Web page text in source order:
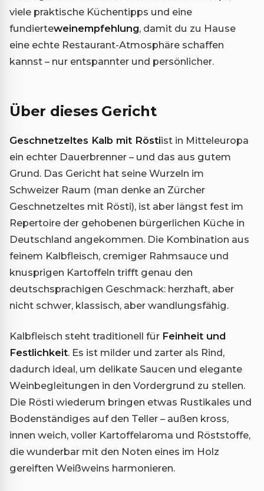
viele praktische Küchentipps und eine
fundierteweinempfehlung, damit du zu Hause
eine echte Restaurant-Atmosphäre schaffen
kannst – nur entspannter und persönlicher.
Über dieses Gericht
Geschnetzeltes Kalb mit Röstiist in Mitteleuropa
ein echter Dauerbrenner – und das aus gutem
Grund. Das Gericht hat seine Wurzeln im
Schweizer Raum (man denke an Zürcher
Geschnetzeltes mit Rösti), ist aber längst fest im
Repertoire der gehobenen bürgerlichen Küche in
Deutschland angekommen. Die Kombination aus
feinem Kalbfleisch, cremiger Rahmsauce und
knusprigen Kartoffeln trifft genau den
deutschsprachigen Geschmack: herzhaft, aber
nicht schwer, klassisch, aber wandlungsfähig.
Kalbfleisch steht traditionell für Feinheit und
Festlichkeit. Es ist milder und zarter als Rind,
dadurch ideal, um delikate Saucen und elegante
Weinbegleitungen in den Vordergrund zu stellen.
Die Rösti wiederum bringen etwas Rustikales und
Bodenständiges auf den Teller – außen kross,
innen weich, voller Kartoffelaroma und Röststoffe,
die wunderbar mit den Noten eines im Holz
gereiften Weißweins harmonieren.